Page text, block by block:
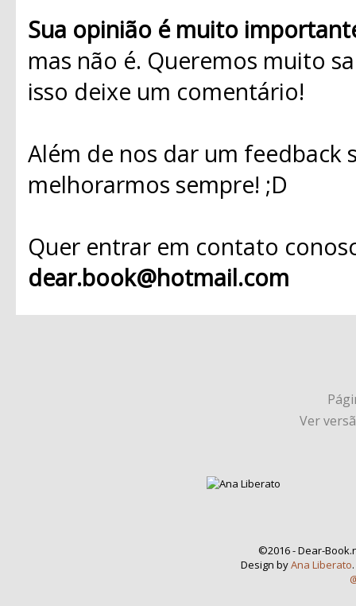
Sua opinião é muito
mas não é. Queremos muito
isso deixe um comentário!
Além de nos dar um
melhorarmos sempre! ;D
Quer entrar em contato
dear.book@hotmail.com
Ver
©2016 - Dear-
Design byAna Liberato